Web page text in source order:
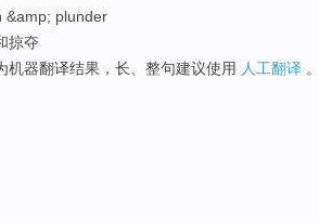
&amp; plunder
掠夺
机器翻译结果，长、整句建议使用 人工翻译